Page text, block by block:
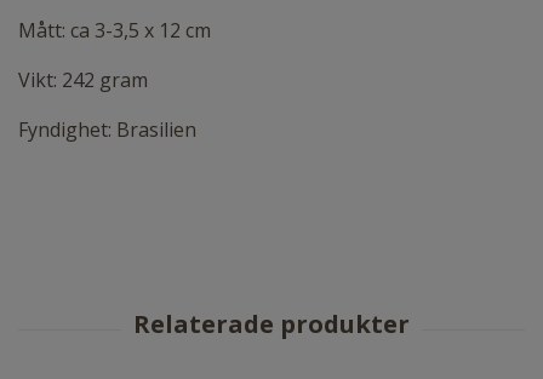
Mått: ca 3-3,5 x 12 cm
Vikt: 242 gram
Fyndighet: Brasilien